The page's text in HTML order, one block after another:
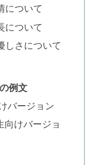
について
について
しさについて
例文
バージョン
けバージョ